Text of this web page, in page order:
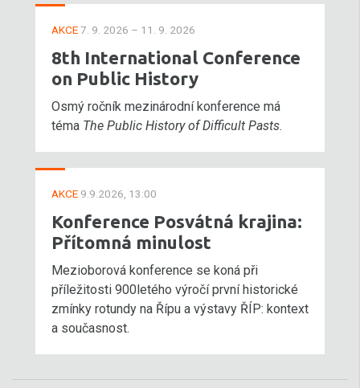
AKCE7. 9. 2026 – 11. 9. 2026
8th International Conference
on Public History
Osmý ročník mezinárodní konference má
téma The Public History of Difficult Pasts.
AKCE 9.9.2026, 13:00
Konference Posvátná krajina:
Přítomná minulost
Mezioborová konference se koná při
příležitosti 900letého výročí první historické
zmínky rotundy na Řípu a výstavy ŘÍP: kontext
a současnost.